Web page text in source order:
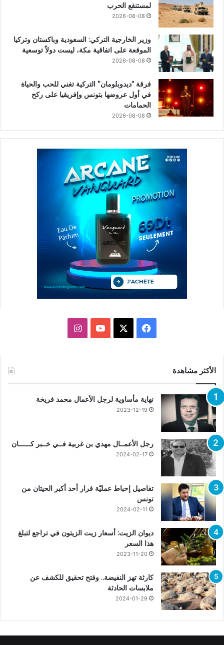
لمستنقع الحرب
2026-08-08
وزير الخارجية التركي: السعودية وباكستان وتركيا
الموقعة على اتفاقية مكة، ليست دولاً توسعية
2026-08-08
فرقة “ديدوبلومان” التركية تغني للحب والحياة
في أول عروضها بتونس وإفريقيا على ركح
الحمامات
2026-08-08
فيسبوك يوتيوبانستقرام
الأكثر مشاهدة
نهاية مأساوية لرجل الأعمال محمد فريخة
2023-12-19
رجل الأعمــال مهدي بن غربية فــي خــبر كــــــان
2024-02-17
تفاصيل إحباط عمليّة فرار أحد أكبر الحيتان من
تونس
2024-02-11
ديوان الزيت: أسعار زيت الزيتون في تراجع لتبلغ
هذا السعر
2023-11-20
كارثة تهز النفيضة.. وفتح تحقيق للكشف عن
ملابسات الحادثة
2024-01-29